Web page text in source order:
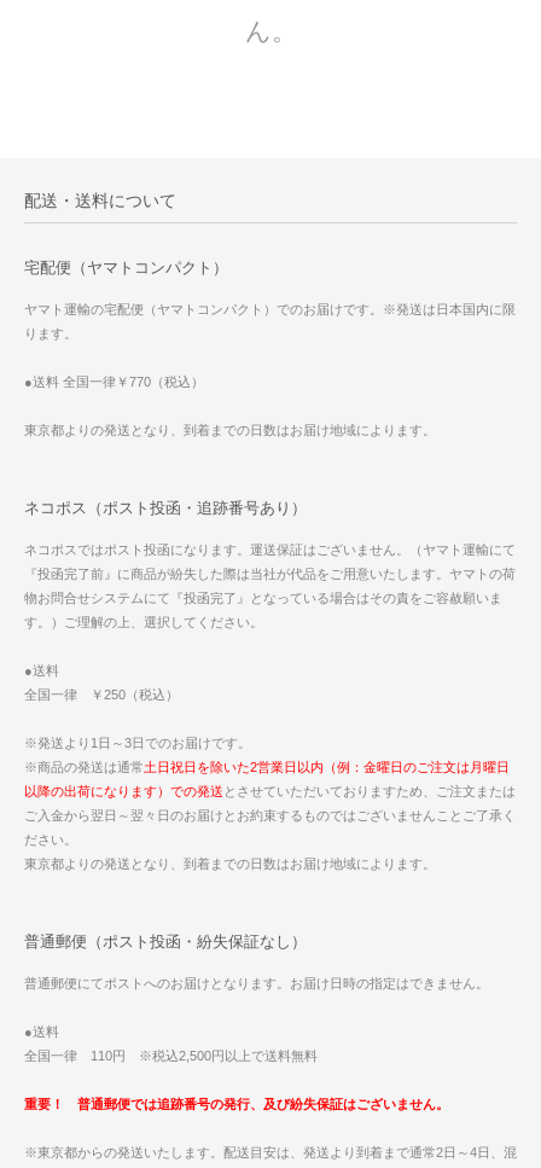
ん。
配送・送料について
宅配便（ヤマトコンパクト）
ヤマト運輸の宅配便（ヤマトコンパクト）でのお届けです。※発送は日本国内に限
ります。
●送料 全国一律￥770（税込）
東京都よりの発送となり、到着までの日数はお届け地域によります。
ネコポス（ポスト投函・追跡番号あり）
ネコポスではポスト投函になります。運送保証はございません。（ヤマト運輸にて
『投函完了前』に商品が紛失した際は当社が代品をご用意いたします。ヤマトの荷
物お問合せシステムにて『投函完了』となっている場合はその責をご容赦願いま
す。）ご理解の上、選択してください。
●送料
全国一律 ￥250（税込）
※発送より1日～3日でのお届けです。
※商品の発送は通常土日祝日を除いた2営業日以内（例：金曜日のご注文は月曜日
以降の出荷になります）での発送 とさせていただいておりますため、ご注文または
ご入金から翌日～翌々日のお届けとお約束するものではございませんことご了承く
ださい。
東京都よりの発送となり、到着までの日数はお届け地域によります。
普通郵便（ポスト投函・紛失保証なし）
普通郵便にてポストへのお届けとなります。お届け日時の指定はできません。
●送料
全国一律 110円 ※税込2,500円以上で送料無料
重要！ 普通郵便では追跡番号の発行、及び紛失保証はございません。
※東京都からの発送いたします。配送目安は、発送より到着まで通常2日～4日、混